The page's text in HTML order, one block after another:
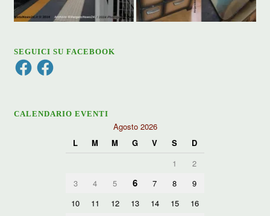
SEGUICI SU FACEBOOK
FacebookFacebook
CALENDARIO EVENTI
Agosto 2026
L
M M G V S
D
1
2
3
4 5 6 7 8
9
10
11 12 13 14 15
16